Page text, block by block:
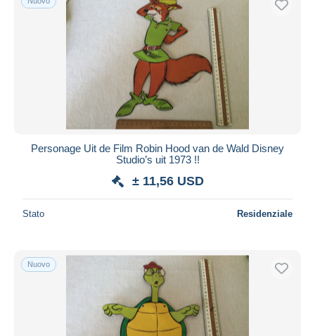
Aggiorna
Personage Uit de Film Robin Hood van de Wald Disney
Studio’s uit 1973 !!
± 11,56 USD
Stato Residenziale
Nuovo